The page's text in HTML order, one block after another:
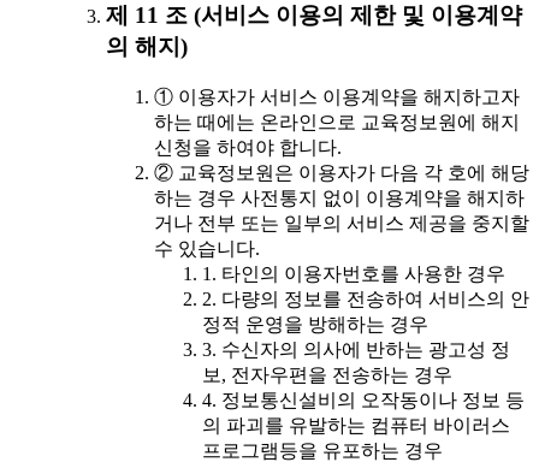
제 11 조 (서비스 이용의 제한 및 이용계약
의 해지)
① 이용자가 서비스 이용계약을 해지하고자
하는 때에는 온라인으로 교육정보원에 해지
신청을 하여야 합니다.
② 교육정보원은 이용자가 다음 각 호에 해당
하는 경우 사전통지 없이 이용계약을 해지하
거나 전부 또는 일부의 서비스 제공을 중지할
수 있습니다.
1. 타인의 이용자번호를 사용한 경우
2. 다량의 정보를 전송하여 서비스의 안
정적 운영을 방해하는 경우
3. 수신자의 의사에 반하는 광고성 정
보, 전자우편을 전송하는 경우
4. 정보통신설비의 오작동이나 정보 등
의 파괴를 유발하는 컴퓨터 바이러스
프로그램등을 유포하는 경우